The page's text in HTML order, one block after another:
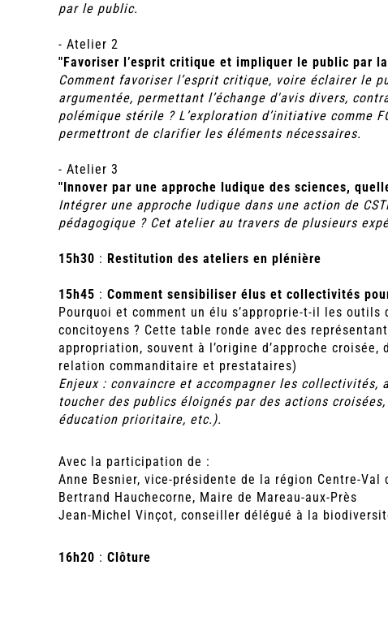
par le public.
- Atelier 2
"Favoriser l’esprit critique et impliquer le public par
Comment favoriser l’esprit critique, voire éclairer le
argumentée, permettant l’échange d'avis divers,
polémique stérile ? L’exploration d’initiative comme
permettront de clarifier les éléments nécessaires.
- Atelier 3
"Innover par une approche ludique des sciences,
Intégrer une approche ludique dans une action de
pédagogique ? Cet atelier au travers de plusieurs
15h30 : Restitution des ateliers en plénière
15h45 : Comment sensibiliser élus et collectivités
Pourquoi et comment un élu s’approprie-t-il les
concitoyens ? Cette table ronde avec des
appropriation, souvent à l’origine d’approche
relation commanditaire et prestataires)
Enjeux : convaincre et accompagner les
toucher des publics éloignés par des actions
éducation prioritaire, etc.).
Avec la participation de :
Anne Besnier, vice-présidente de la région Centre-Val
Bertrand Hauchecorne, Maire de Mareau-aux-Près
Jean-Michel Vinçot, conseiller délégué à la
16h20 : Clôture